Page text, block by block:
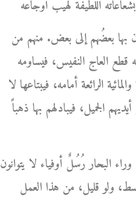
بها بعضُهم إلى بعض. منهم من
قطع العاج النفيس، فيساومه
الرائعة أمامه، فيبتاعها لا
الجميل، فيبادلهم بها ذهباً
رُسُلٌ أوفياء لا يتوانون
ولو قليل، من هذا العمل